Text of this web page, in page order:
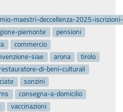
maestri-deccellenza-2025-
piemonte
pensioni
commercio
siae arona
tirolo
di-beni-culturali
sonzini
consegna-a-domicilio
vaccinazioni